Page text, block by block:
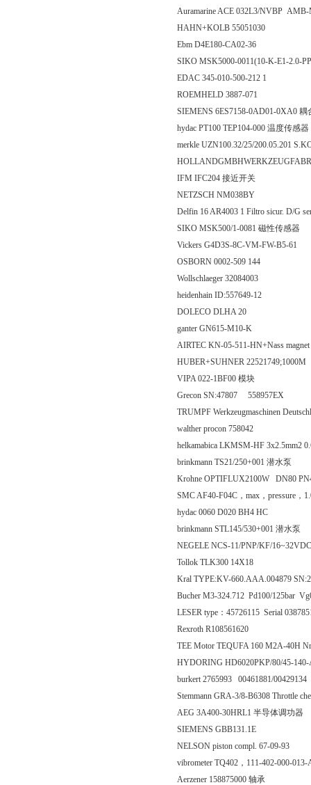
Auramarine ACE 032L3/NVBP
HAHN+KOLB 55051030
Ebm D4E180-CA02-36
SIKO MSK5000-0011(10-K-E1-2.0-
EDAC 345-010-500-212 1
ROEMHELD 3887-071
SIEMENS 6ES7158-0AD01-0XA0 耦
hydac PT100 TEP104-000 温度传感器
merkle UZN100.32/25/200.05.201
IFM IFC204 接近开关
NETZSCH NM038BY
Delfin 16 AR4003 1 Filtro sicur. D/G
SIKO MSK500/1-0081 磁性传感器
Vickers G4D3S-8C-VM-FW-B5-61
OSBORN 0002-509 144
Wollschlaeger 32084003
heidenhain ID:557649-12
DOLECO DLHA 20
ganter GN615-M10-K
AIRTEC KN-05-511-HN+Nass
HUBER+SUHNER 22521749;1000M
VIPA 022-1BF00 模块
Grecon SN:47807 558957EX
TRUMPF Werkzeugmaschinen
walther procon 758042
helkamabica LKMSM-HF 3x2.5mm2
brinkmann TS21/250+001 潜水泵
Krohne OPTIFLUX2100W DN80
SMC AF40-F04C，max，pressure，
hydac 0060 D020 BH4 HC
brinkmann STL145/530+001 潜水泵
NEGELE NCS-11/PNP/KF/
Tollok TLK300 14X18
Kral TYPE:KV-660.AAA.004879
Bucher M3-324.712 Pd100/125bar
LESER type：45726115 Serial
Rexroth R108561620
TEE Motor TEQUFA 160 M2A-40H
HYDORING HD6020PKP/80/45-
burkert 2765993 00461881/00429134
Stemmann GRA-3/8-B6308 Throttle
AEG 3A400-30HRL1 半导体调功器
SIEMENS GBB131.1E
NELSON piston compl. 67-09-93
vibrometer TQ402，111-402-000-
Aerzener 158875000 轴承